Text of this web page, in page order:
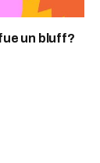
un bluff?